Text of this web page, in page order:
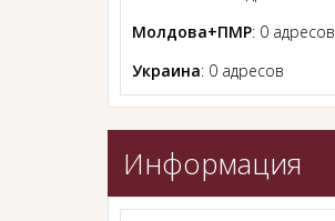
Молдова+ПМР: 0 адресов
Украина: 0 адресов
Информация